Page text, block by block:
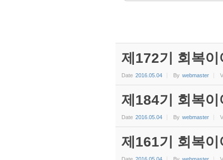
제172기 회복
Date 2016.05.04 By webmaster
제184기 회복
Date 2016.05.04 By webmaster
제161기 회복